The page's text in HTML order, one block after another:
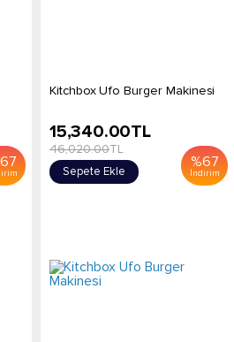
67
Kitchbox Ufo Burger Makinesi
%67
İndirim
15,340.00TL
46,020.00TL
Sepete Ekle